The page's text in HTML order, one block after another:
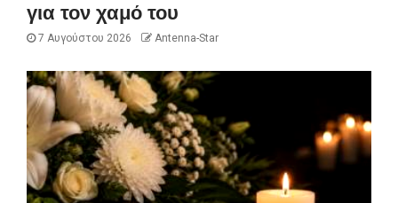
για τον χαμό του
7 Αυγούστου 2026 Antenna-Star